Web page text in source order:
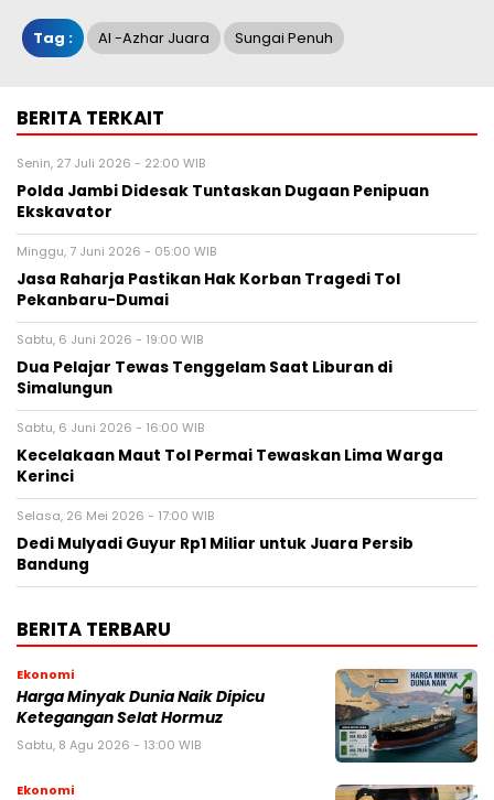
Tag : Al -Azhar Juara Sungai Penuh
BERITA TERKAIT
Senin, 27 Juli 2026 - 22:00 WIB
Polda Jambi Didesak Tuntaskan Dugaan Penipuan
Ekskavator
Minggu, 7 Juni 2026 - 05:00 WIB
Jasa Raharja Pastikan Hak Korban Tragedi Tol
Pekanbaru-Dumai
Sabtu, 6 Juni 2026 - 19:00 WIB
Dua Pelajar Tewas Tenggelam Saat Liburan di
Simalungun
Sabtu, 6 Juni 2026 - 16:00 WIB
Kecelakaan Maut Tol Permai Tewaskan Lima Warga
Kerinci
Selasa, 26 Mei 2026 - 17:00 WIB
Dedi Mulyadi Guyur Rp1 Miliar untuk Juara Persib
Bandung
BERITA TERBARU
Ekonomi
Harga Minyak Dunia Naik Dipicu
Ketegangan Selat Hormuz
Sabtu, 8 Agu 2026 - 13:00 WIB
Ekonomi